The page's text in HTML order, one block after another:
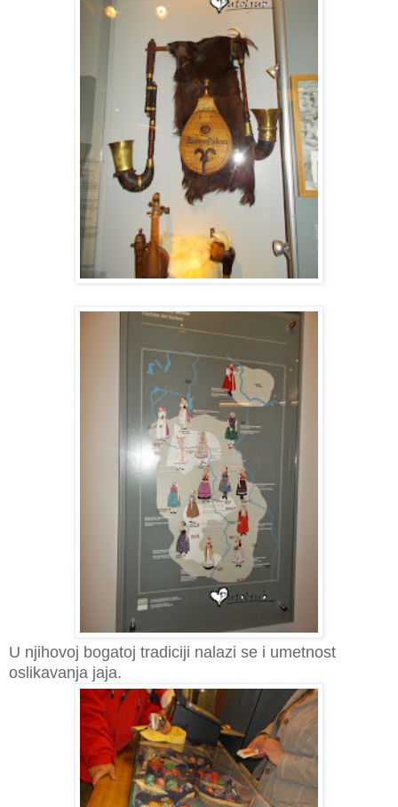
U njihovoj bogatoj tradiciji nalazi se i umetnost
oslikavanja jaja.